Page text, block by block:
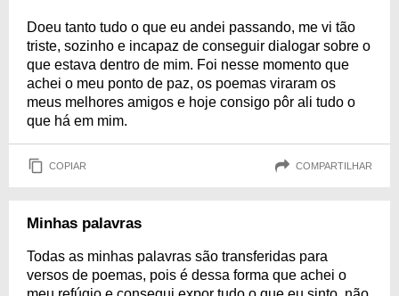
Doeu tanto tudo o que eu andei passando, me vi tão
triste, sozinho e incapaz de conseguir dialogar sobre o
que estava dentro de mim. Foi nesse momento que
achei o meu ponto de paz, os poemas viraram os
meus melhores amigos e hoje consigo pôr ali tudo o
que há em mim.
COPIAR COMPARTILHAR
Minhas palavras
Todas as minhas palavras são transferidas para
versos de poemas, pois é dessa forma que achei o